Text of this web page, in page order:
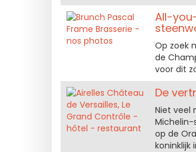
All-
Op zoek
de
voor dit
De
Niet veel
Michelin-
op de